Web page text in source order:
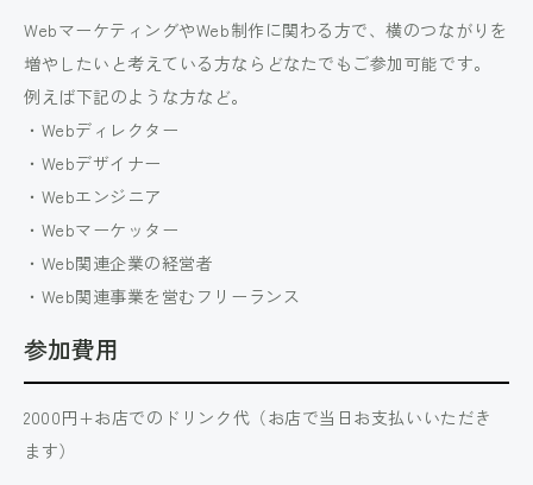
WebマーケティングやWeb制作に関わる方で、横のつながりを
増やしたいと考えている方ならどなたでもご参加可能です。
例えば下記のような方など。
・Webディレクター
・Webデザイナー
・Webエンジニア
・Webマーケッター
・Web関連企業の経営者
・Web関連事業を営むフリーランス
参加費用
2000円+お店でのドリンク代（お店で当日お支払いいただき
ます）